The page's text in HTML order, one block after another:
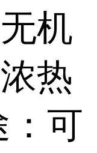
机
热
：可